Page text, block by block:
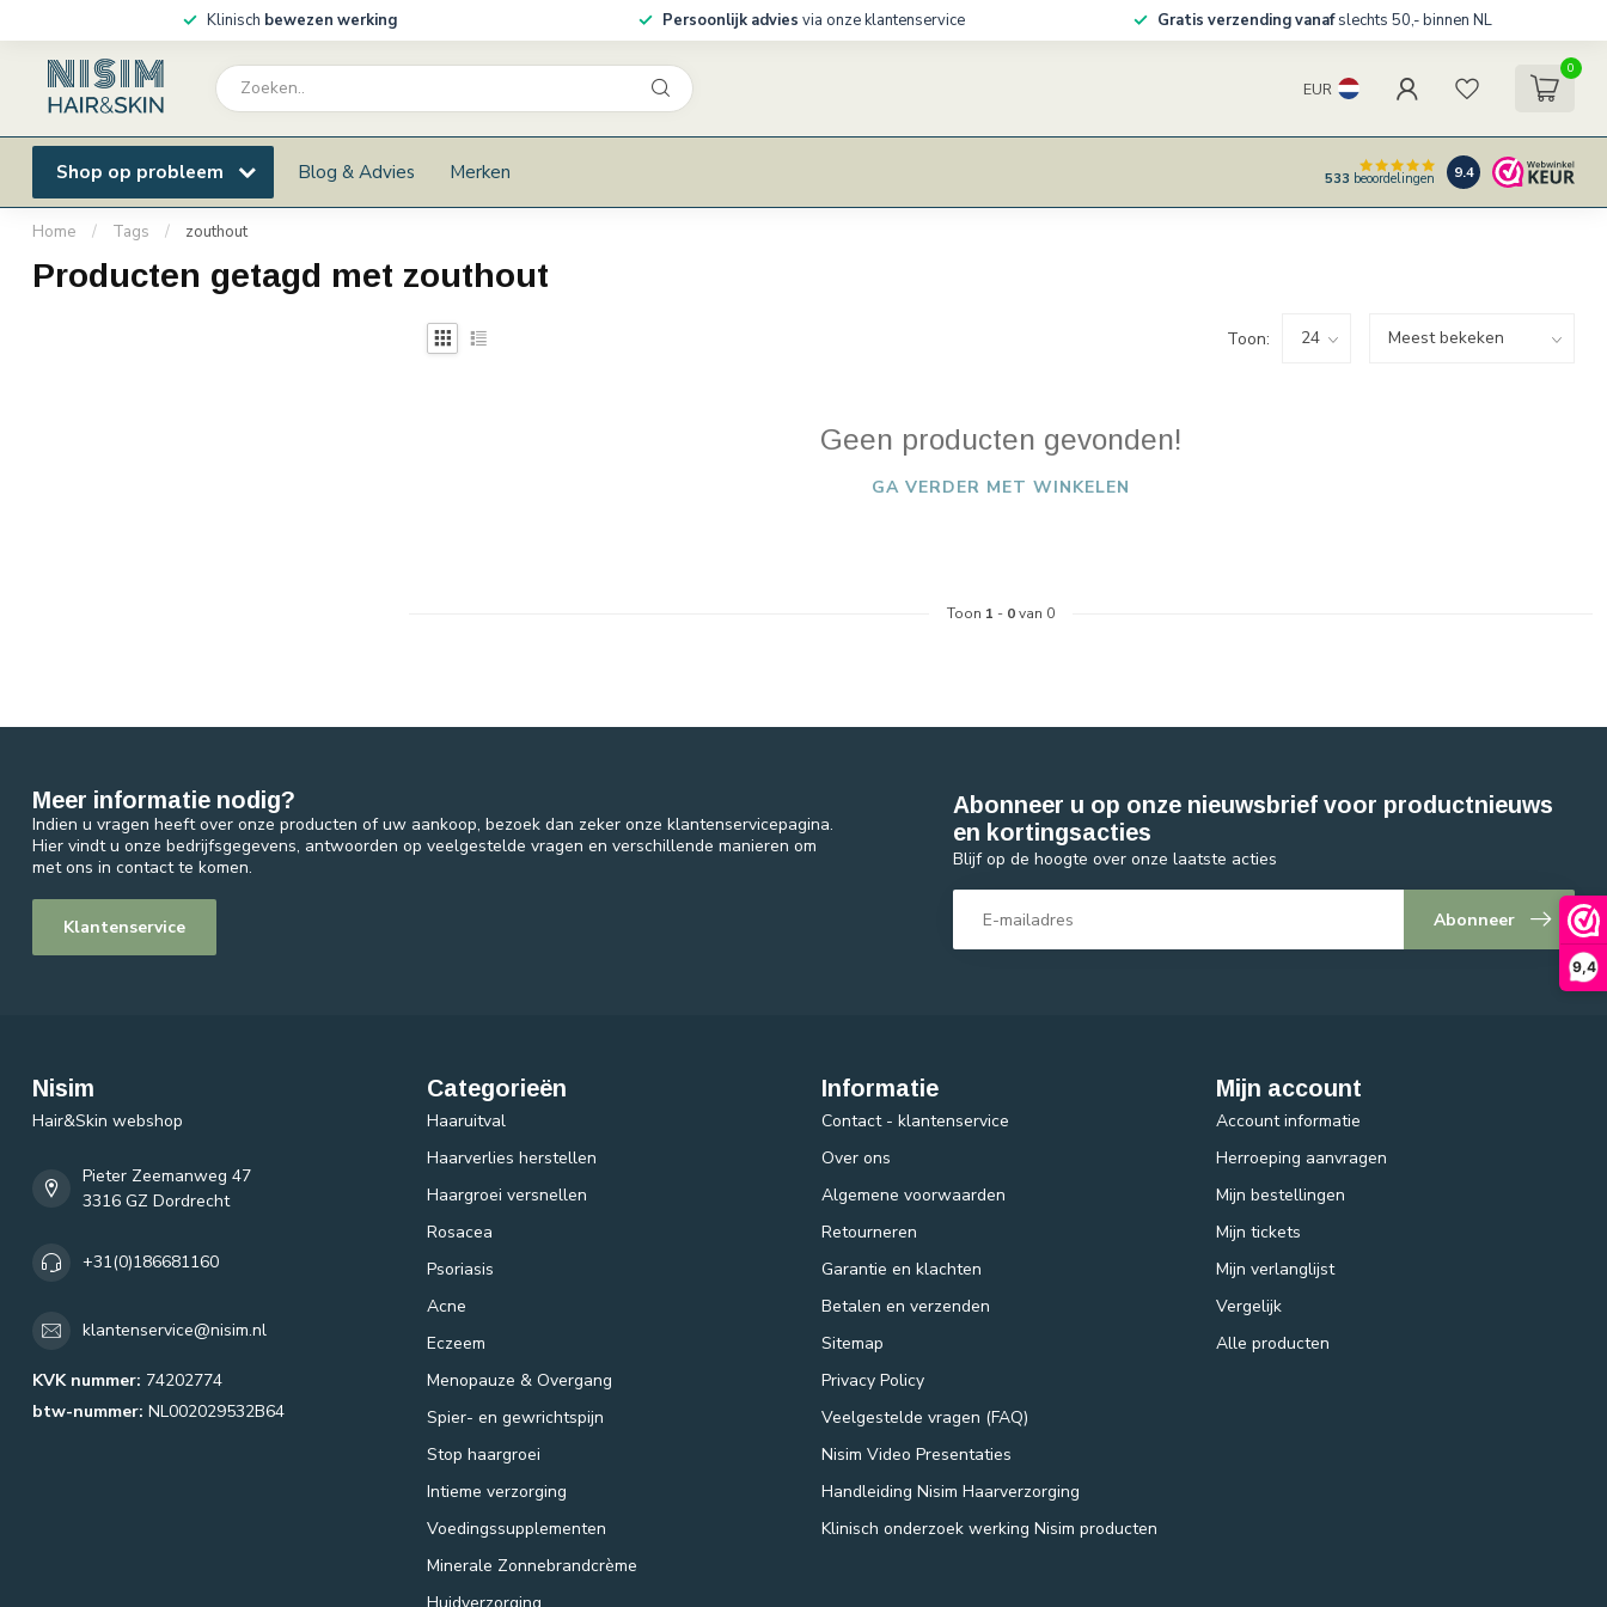
9,4
Klinisch bewezen werking Persoonlijk advies via onze klantenservice Gratis verzending vanafslechts 50,- binnen NL
EUR
0
Shop op probleem Blog & Advies Merken 533 beoordelingen 9.4
Home / Tags / zouthout
Producten getagd met zouthout
Toon:
Geen producten gevonden!
GA VERDER MET WINKELEN
Toon 1 - 0van 0
Meer informatie nodig?
Indien u vragen heeft over onze producten of uw aankoop, bezoek dan zeker onze klantenservicepagina.
Hier vindt u onze bedrijfsgegevens, antwoorden op veelgestelde vragen en verschillende manieren om
met ons in contact te komen.
Klantenservice
Abonneer u op onze nieuwsbrief voor productnieuws
en kortingsacties
Blijf op de hoogte over onze laatste acties
Abonneer
Nisim
Hair&Skin webshop
Pieter Zeemanweg 47
3316 GZ Dordrecht
+31(0)186681160
klantenservice@nisim.nl
KVK nummer: 74202774
btw-nummer: NL002029532B64
Categorieën
Haaruitval
Haarverlies herstellen
Haargroei versnellen
Rosacea
Psoriasis
Acne
Eczeem
Menopauze & Overgang
Spier- en gewrichtspijn
Stop haargroei
Intieme verzorging
Voedingssupplementen
Minerale Zonnebrandcrème
Informatie
Contact - klantenservice
Over ons
Algemene voorwaarden
Retourneren
Garantie en klachten
Betalen en verzenden
Sitemap
Privacy Policy
Veelgestelde vragen (FAQ)
Nisim Video Presentaties
Handleiding Nisim Haarverzorging
Klinisch onderzoek werking Nisim producten
Mijn account
Account informatie
Herroeping aanvragen
Mijn bestellingen
Mijn tickets
Mijn verlanglijst
Vergelijk
Alle producten